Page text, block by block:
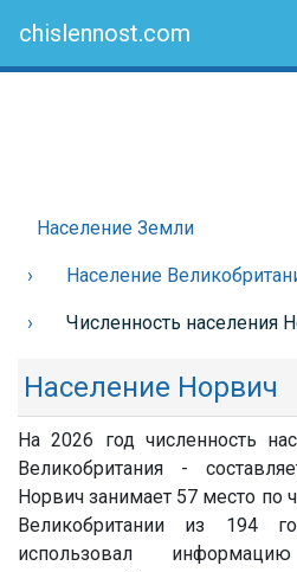
chislennost.com
Население Земли
Население
Численность населения
Население Норвич
На 2026 год численность
Великобритания -
Норвич занимает 57 место по
Великобритании из 194
использовал